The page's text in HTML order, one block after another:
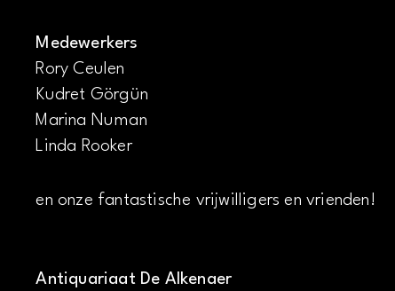
Medewerkers
Rory Ceulen
Kudret Görgün
Marina Numan
Linda Rooker
en onze fantastische vrijwilligers en vrienden!
Antiquariaat De Alkenaer